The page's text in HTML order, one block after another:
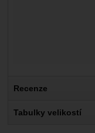
Recenze
Tabulky velikostí